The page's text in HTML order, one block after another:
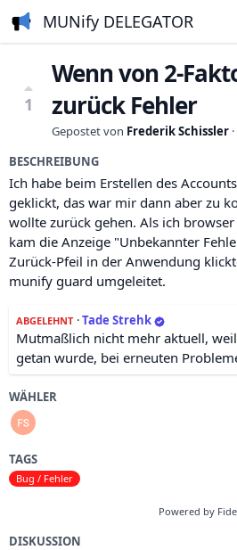
MUNify DELEGATOR
1
Wenn von 2-
zurück Fehler
Gepostet von Frederik Schissler ·
BESCHREIBUNG
Ich habe beim Erstellen des
geklickt, das war mir dann aber zu
wollte zurück gehen. Als ich
kam die Anzeige "Unbekannter
Zurück-Pfeil in der Anwendung
munify guard umgeleitet.
ABGELEHNT ·Tade Strehk
Mutmaßlich nicht mehr aktuell,
getan wurde, bei erneuten
WÄHLER
TAGS
Bug / Fehler
Powered by
DISKUSSION